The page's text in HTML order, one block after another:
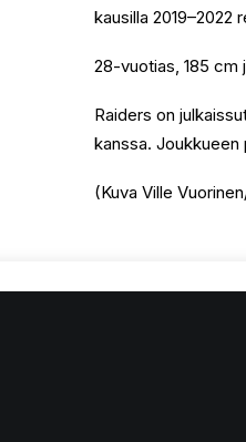
kausilla 2019–2022
28-vuotias, 185 cm
Raiders on
kanssa. Joukkueen
(Kuva Ville